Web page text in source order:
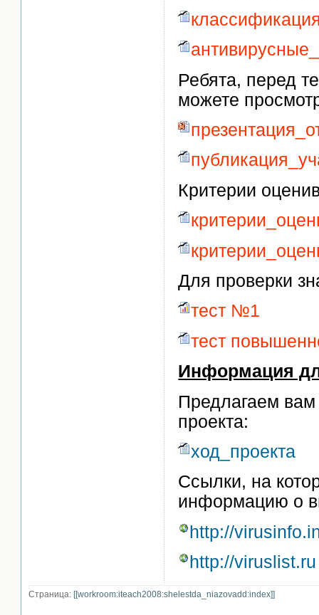
Ребята, перед
можете
Критерии
Для проверки
тест №1
тест
Информация
Предлагаем
проекта:
ход_проекта
Ссылки, на
информацию о
http://
http://viruslist.ru
Страница: [[workroom:iteach2008:shelestda_niazovadd:index]]